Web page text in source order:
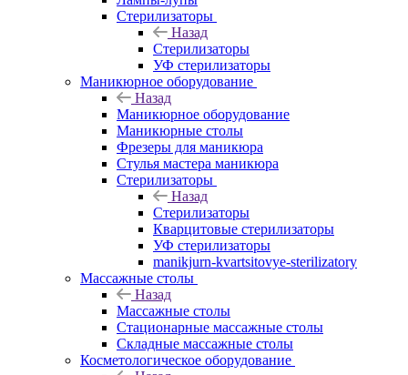
Стерилизаторы
Назад
Стерилизаторы
УФ стерилизаторы
Маникюрное оборудование
Назад
Маникюрное оборудование
Маникюрные столы
Фрезеры для маникюра
Стулья мастера маникюра
Стерилизаторы
Назад
Стерилизаторы
Кварцитовые стерилизаторы
УФ стерилизаторы
manikjurn-kvartsitovye-sterilizatory
Массажные столы
Назад
Массажные столы
Стационарные массажные столы
Складные массажные столы
Косметологическое оборудование